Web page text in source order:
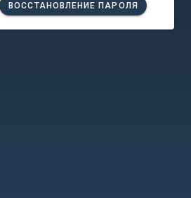
ВОССТАНОВЛЕНИЕ ПАРОЛЯ